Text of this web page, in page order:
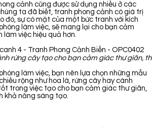
cảnh cũng được sử dụng nhiều ở các
ta đã biết, tranh phong cảnh có giá trị
đó, sự có mặt của một bức tranh với kích
làm việc, sẽ mang lại cho bạn cảm
việc hiệu quả hơn.
rừng cây tạo cho bạn cảm giác thư giãn,
làm việc, bạn nên lựa chọn những mẫu
rộng như hoa lá, rừng cây hay cánh
trong việc tạo cho bạn cảm giác thư giãn,
khả năng sáng tạo.